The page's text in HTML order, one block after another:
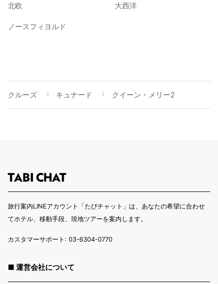
北欧 大西洋
ノースフィヨルド
クルーズ キュナード クイーン・メリー2
旅行案内LINEアカウント「たびチャット」は、あなたの希望に合わせ
てホテル、移動手段、現地ツアーを案内します。
カスタマーサポート: 03-6304-0770
■ 運営会社について